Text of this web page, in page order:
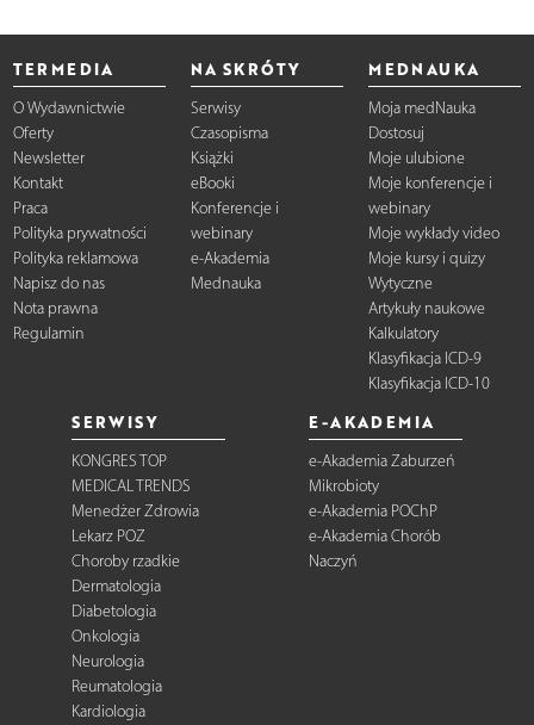
TERMEDIA
O Wydawnictwie
Oferty
Newsletter
Kontakt
Praca
Polityka prywatności
Polityka reklamowa
Napisz do nas
Nota prawna
Regulamin
NA SKRÓTY
Serwisy
Czasopisma
Książki
eBooki
Konferencje i
webinary
e-Akademia
Mednauka
MEDNAUKA
Moja medNauka
Dostosuj
Moje ulubione
Moje konferencje i
webinary
Moje wykłady video
Moje kursy i quizy
Wytyczne
Artykuły naukowe
Kalkulatory
Klasyfikacja ICD-9
Klasyfikacja ICD-10
SERWISY
KONGRES TOP
MEDICAL TRENDS
Menedżer Zdrowia
Lekarz POZ
Choroby rzadkie
Dermatologia
Diabetologia
Onkologia
Neurologia
Reumatologia
Kardiologia
E-AKADEMIA
e-Akademia Zaburzeń
Mikrobioty
e-Akademia POChP
e-Akademia Chorób
Naczyń